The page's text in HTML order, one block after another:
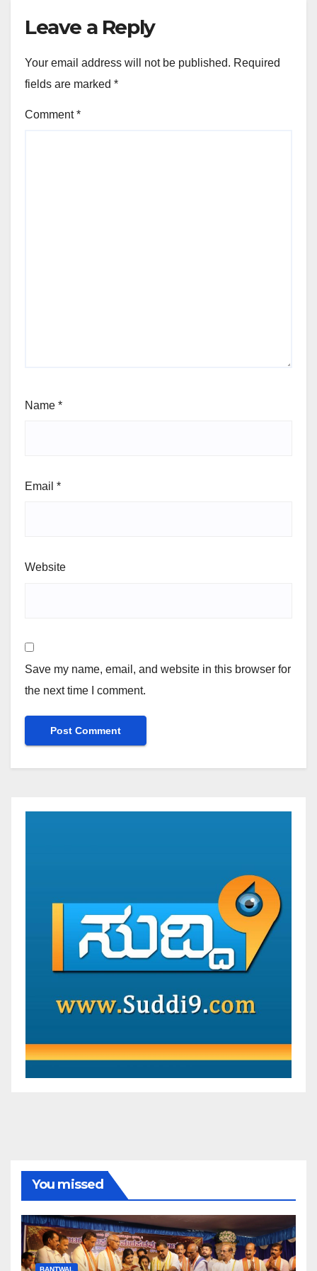
Leave a Reply
Your email address will not be published. Required
fields are marked *
Comment*
Name *
Email *
Website
Save my name, email, and website in this browser for
the next time I comment.
You missed
BANTWAL